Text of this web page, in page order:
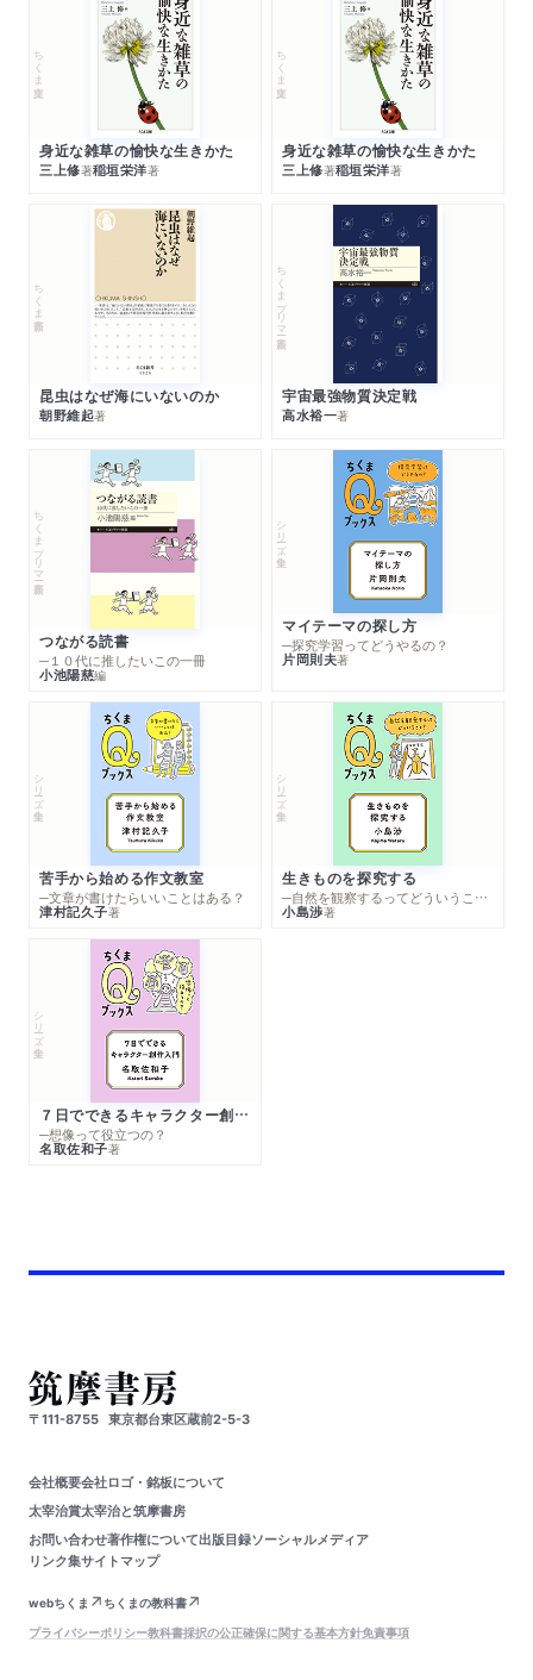
ちくま文庫
身近な雑草の愉快な生きかた
三上修著稲垣栄洋著
ちくま文庫
身近な雑草の愉快な生きかた
三上修著稲垣栄洋著
ちくま新書
昆虫はなぜ海にいないのか
朝野維起著
ちくまプリマー新書
宇宙最強物質決定戦
高水裕一著
ちくまプリマー新書
つながる読書
─１０代に推したいこの一冊
小池陽慈編
シリーズ・全集
マイテーマの探し方
─探究学習ってどうやるの？
片岡則夫著
シリーズ・全集
苦手から始める作文教室
─文章が書けたらいいことはある？
津村記久子著
シリーズ・全集
生きものを探究する
─自然を観察するってどういうこと？
小島渉著
シリーズ・全集
７日でできるキャラクター創作入門
─想像って役立つの？
名取佐和子著
〒111-8755 東京都台東区蔵前2-5-3
会社概要会社ロゴ・銘板について
太宰治賞太宰治と筑摩書房
お問い合わせ著作権について出版目録ソーシャルメディア
リンク集サイトマップ
webちくま
ちくまの教科書
プライバシーポリシー教科書採択の公正確保に関する基本方針免責事項